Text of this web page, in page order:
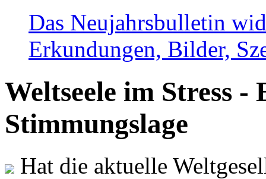
Das Neujahrsbulletin
Erkundungen, Bilder,
Weltseele im Stress -
Stimmungslage
Hat die aktuelle